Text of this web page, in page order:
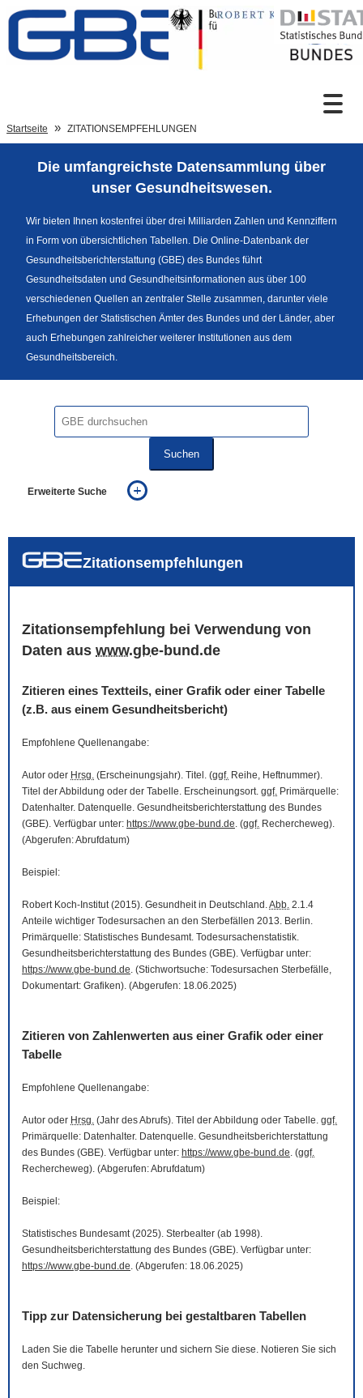
Zum Inhalt
Sprachumschaltung
Fußzeile
Startseite ZITATIONSEMPFEHLUNGEN
Die umfangreichste Datensammlung über
unser Gesundheitswesen.
Wir bieten Ihnen kostenfrei über drei Milliarden Zahlen und Kennziffern
in Form von übersichtlichen Tabellen. Die Online-Datenbank der
Gesundheitsberichterstattung (GBE) des Bundes führt
Gesundheitsdaten und Gesundheitsinformationen aus über 100
verschiedenen Quellen an zentraler Stelle zusammen, darunter viele
Erhebungen der Statistischen Ämter des Bundes und der Länder, aber
auch Erhebungen zahlreicher weiterer Institutionen aus dem
Gesundheitsbereich.
Suchen
Erweiterte Suche
auch in allen Texten suchen (Volltextsuche)
Zitationsempfehlungen
Zitationsempfehlung bei Verwendung von
Daten aus www.gbe-bund.de
Zitieren eines Textteils, einer Grafik oder einer Tabelle
(z.B. aus einem Gesundheitsbericht)
Empfohlene Quellenangabe:
Autor oder Hrsg. (Erscheinungsjahr). Titel. (ggf. Reihe, Heftnummer).
Titel der Abbildung oder der Tabelle. Erscheinungsort. ggf. Primärquelle:
Datenhalter. Datenquelle. Gesundheitsberichterstattung des Bundes
(GBE). Verfügbar unter: https://www.gbe-bund.de. (ggf. Rechercheweg).
(Abgerufen: Abrufdatum)
Beispiel:
Robert Koch-Institut (2015). Gesundheit in Deutschland.Abb. 2.1.4
Anteile wichtiger Todesursachen an den Sterbefällen 2013. Berlin.
Primärquelle: Statistisches Bundesamt. Todesursachenstatistik.
Gesundheitsberichterstattung des Bundes (GBE). Verfügbar unter:
https://www.gbe-bund.de. (Stichwortsuche: Todesursachen Sterbefälle,
Dokumentart: Grafiken). (Abgerufen: 18.06.2025)
Zitieren von Zahlenwerten aus einer Grafik oder einer
Tabelle
Empfohlene Quellenangabe:
Autor oder Hrsg. (Jahr des Abrufs). Titel der Abbildung oder Tabelle. ggf.
Primärquelle: Datenhalter. Datenquelle. Gesundheitsberichterstattung
des Bundes (GBE). Verfügbar unter: https://www.gbe-bund.de. (ggf.
Rechercheweg). (Abgerufen: Abrufdatum)
Beispiel:
Statistisches Bundesamt (2025). Sterbealter (ab 1998).
Gesundheitsberichterstattung des Bundes (GBE). Verfügbar unter:
https://www.gbe-bund.de. (Abgerufen: 18.06.2025)
Tipp zur Datensicherung bei gestaltbaren Tabellen
Laden Sie die Tabelle herunter und sichern Sie diese. Notieren Sie sich
den Suchweg.